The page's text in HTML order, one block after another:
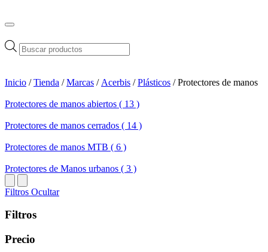
Búsqueda
de
Inicio /Tienda /Marcas / Acerbis /Plásticos / Protectores de manos
Protectores de manos abiertos ( 13 )
Protectores de manos cerrados ( 14 )
Protectores de manos MTB ( 6 )
Protectores de Manos urbanos ( 3 )
Filtros Ocultar
Filtros
Precio